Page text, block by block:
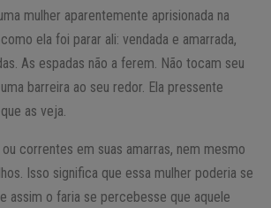
mulher aparentemente aprisionada na
ela foi parar ali: vendada e amarrada,
As espadas não a ferem. Não tocam seu
barreira ao seu redor. Ela pressente
as veja.
correntes em suas amarras, nem mesmo
Isso significa que essa mulher poderia se
assim o faria se percebesse que aquele